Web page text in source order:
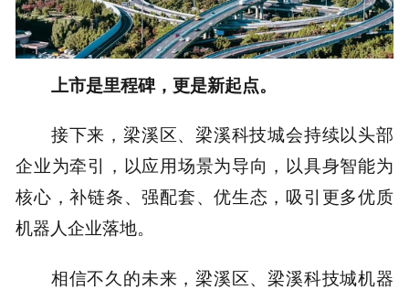
上市是里程碑，更是新起点。
接下来，梁溪区、梁溪科技城会持续以头部
企业为牵引，以应用场景为导向，以具身智能为
核心，补链条、强配套、优生态，吸引更多优质
机器人企业落地。
相信不久的未来，梁溪区、梁溪科技城机器